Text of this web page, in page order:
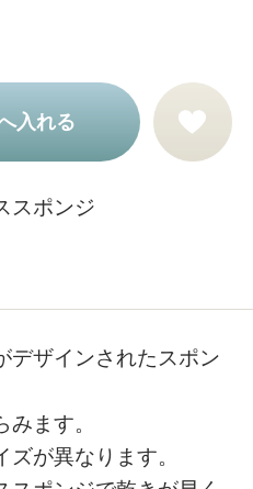
スポンジ
入れる
デザインされたスポン
ます。
が異なります。